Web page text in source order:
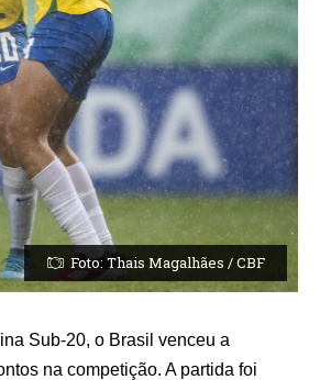
Foto: Thais Magalhães / CBF
Sub-20, o Brasil venceu a
na competição. A partida foi